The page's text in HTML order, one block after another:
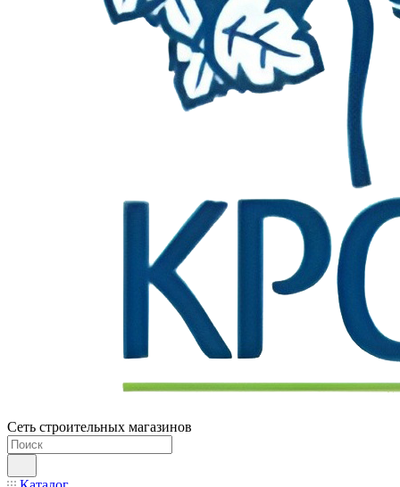
Сеть строительных магазинов